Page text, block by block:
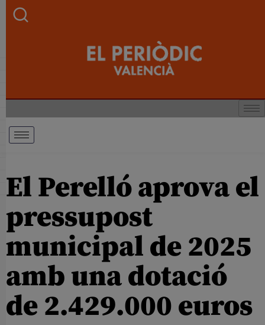
El Perelló aprova el
pressupost
municipal de 2025
amb una dotació
de 2.429.000 euros